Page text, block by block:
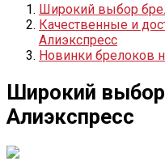
Широкий выбор
Качественные и
Алиэкспресс
Новинки брелоков
Широкий
Алиэкспресс